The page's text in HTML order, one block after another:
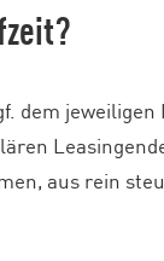
dem jeweiligen
aus rein